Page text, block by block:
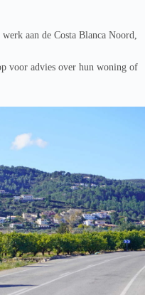
aan de Costa Blanca Noord,
voor advies over hun woning of